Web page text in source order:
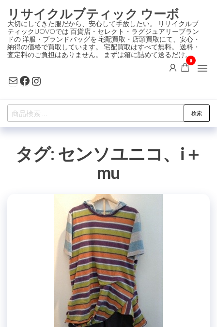
ン
テ
ン
ツ
プ
リサイクルブティック ウーボ
大切にしてきた服だから、安心して手放したい。 リサイクルブ
ティックUOVOでは 百貨店・セレクト・ラグジュアリーブラン
ドの 洋服・ブランドバッグを 宅配買取・店頭買取にて、安心・
納得の価格で買取しています。 宅配買取はすべて無料。 送料・
査定料のご負担はありません。 まずは箱に詰めて送るだけ。
MailFacebook
Instagram
0
検
索
象:
検索
タグ: センソユニコ、i＋
mu